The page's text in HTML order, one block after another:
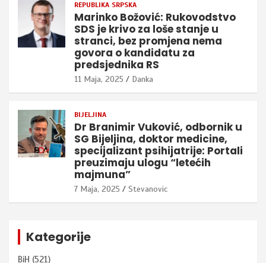
REPUBLIKA SRPSKA
Marinko Božović: Rukovodstvo
SDS je krivo za loše stanje u
stranci, bez promjena nema
govora o kandidatu za
predsjednika RS
11 Maja, 2025 Danka
BIJELJINA
Dr Branimir Vuković, odbornik u
SG Bijeljina, doktor medicine,
specijalizant psihijatrije: Portali
preuzimaju ulogu “letećih
majmuna”
7 Maja, 2025 Stevanovic
Kategorije
BiH (521)